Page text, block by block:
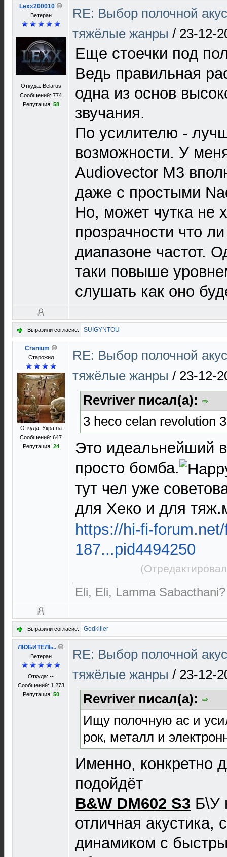
Lexx200010
Ветеран
Откуда: Belarus
Сообщений: 774
Репутация: 58
RE: Выбор полочной
тяжёлые жанры / 23-12-
Еще стоечки под
Ведь правильная
одна из основ
звучания.
По усилителю -
возможности. У
Audiovector M3
даже с простыми
Но, может чутка не
прозрачности что
диапазоне частот.
таки повыше
слушать как оно
Выразили согласие: SUIGYNTOU
Cranium
Старожил
Откуда: Україна
Сообщений: 647
Репутация: 24
RE: Выбор полочной
тяжёлые жанры / 23-12-
Revriver писал(а):
3 heco celan revolution
Это идеальнейший
просто бомба.
тут чел уже
для Хеко и для
https://hi-fi-
187...pid4494250
Eli, Eli, Lamma Sabacthani?
Выразили согласие: Godkiller
ЛЮБИТЕЛЬ..
Ветеран
Откуда: --
Сообщений: 1 273
Репутация: 50
RE: Выбор полочной
тяжёлые жанры / 23-12-
Revriver писал(а):
Ищу полочную ас и
рок, металл и
Именно, конкретно
подойдёт
B&W DM602 S3 Б\У
отличная
динамиком с